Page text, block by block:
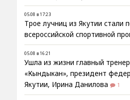
05.08 в 17:23
Трое лучниц из Якутии стали
всероссийской спортивной
05.08 в 16:21
Ушла из жизни главный
«Кындыкан», президент
Якутии, Ирина Данилова
1